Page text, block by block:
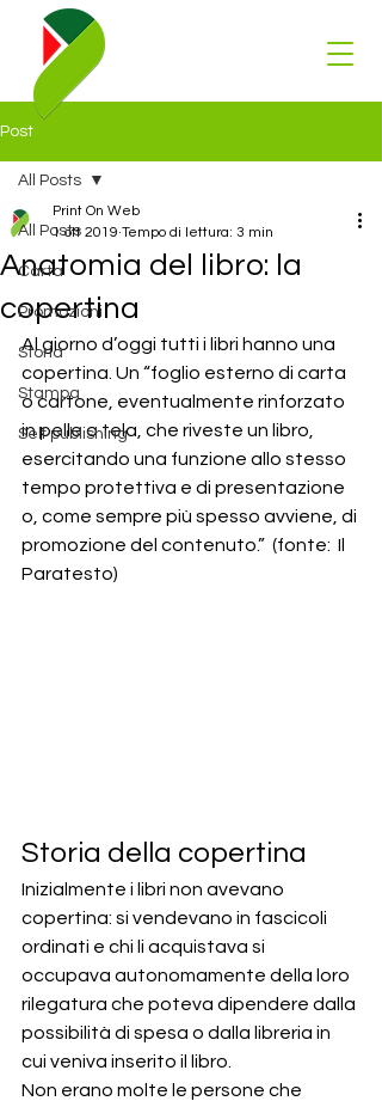
Post
All Posts
Carta
Promozioni
Storia
Stampa
Self publishing
All Posts
Anatomia del libro: la
copertina
Print On Web
1 ott 2019 Tempo di lettura: 3 min
Al giorno d’oggi tutti i libri hanno una
copertina. Un “foglio esterno di carta
o cartone, eventualmente rinforzato
in pelle o tela, che riveste un libro,
esercitando una funzione allo stesso
tempo protettiva e di presentazione
o, come sempre più spesso avviene, di
promozione del contenuto.”  (fonte:  Il
Paratesto)
Storia della copertina
Inizialmente i libri non avevano
copertina: si vendevano in fascicoli
ordinati e chi li acquistava si
occupava autonomamente della loro
rilegatura che poteva dipendere dalla
possibilità di spesa o dalla libreria in
cui veniva inserito il libro.
Non erano molte le persone che